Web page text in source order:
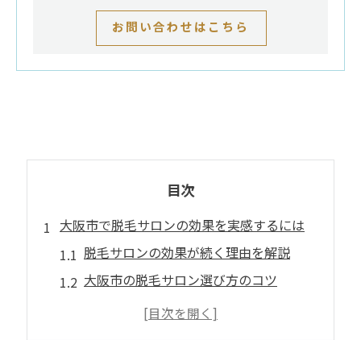
お問い合わせはこちら
目次
大阪市で脱毛サロンの効果を実感するには
脱毛サロンの効果が続く理由を解説
大阪市の脱毛サロン選び方のコツ
脱毛サロン効果を高める通い方とは